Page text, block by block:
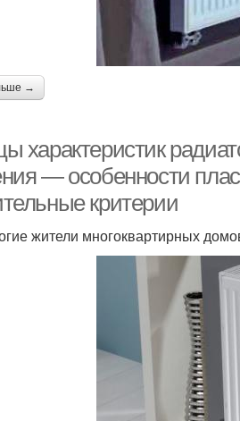
→
характеристик
— особенности
критерии
жители многоквартирных